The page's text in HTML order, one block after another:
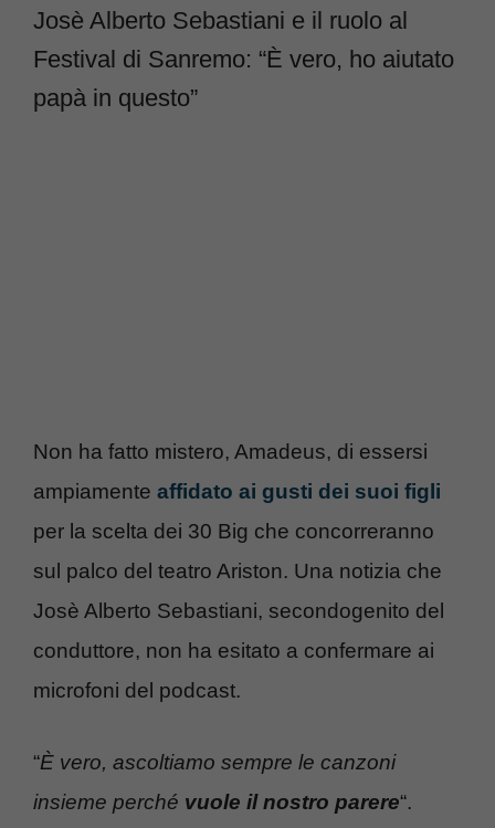
Josè Alberto Sebastiani e il ruolo al
Festival di Sanremo: “È vero, ho aiutato
papà in questo”
Non ha fatto mistero, Amadeus, di essersi
ampiamente affidato ai gusti dei suoi figli
per la scelta dei 30 Big che concorreranno
sul palco del teatro Ariston. Una notizia che
Josè Alberto Sebastiani, secondogenito del
conduttore, non ha esitato a confermare ai
microfoni del podcast.
“È vero, ascoltiamo sempre le canzoni
insieme perché vuole il nostro parere“.